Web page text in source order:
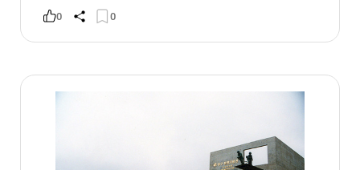
0 0